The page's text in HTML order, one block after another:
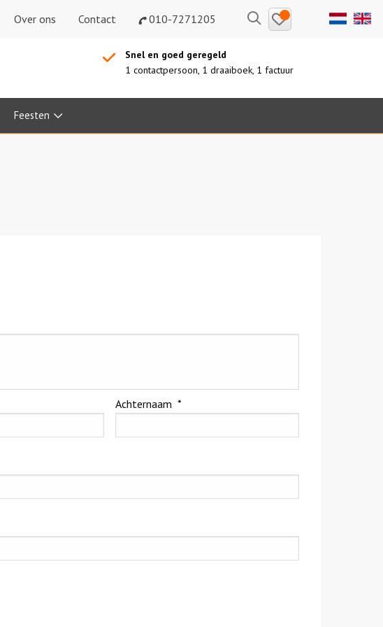
Over ons Contact 010-7271205 ZoekenBewaarde
uitjes
Snel en goed geregeld
1 contactpersoon, 1 draaiboek, 1 factuur
Feesten
Achternaam *